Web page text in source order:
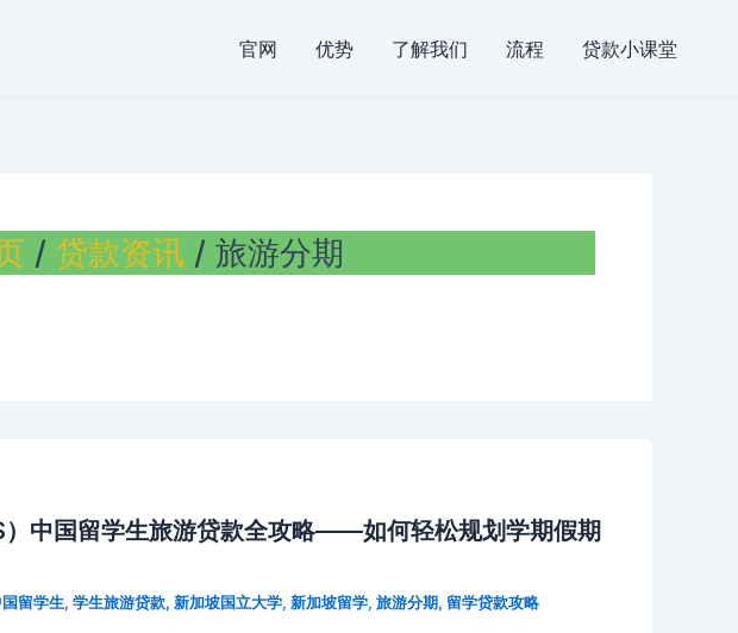
官网 优势 了解我们 流程 贷款小课堂
贷款资讯 旅游分期
中国留学生旅游贷款全攻略——如何轻松规划学期假期
留学生, 学生旅游贷款, 新加坡国立大学, 新加坡留学, 旅游分期, 留学贷款攻略